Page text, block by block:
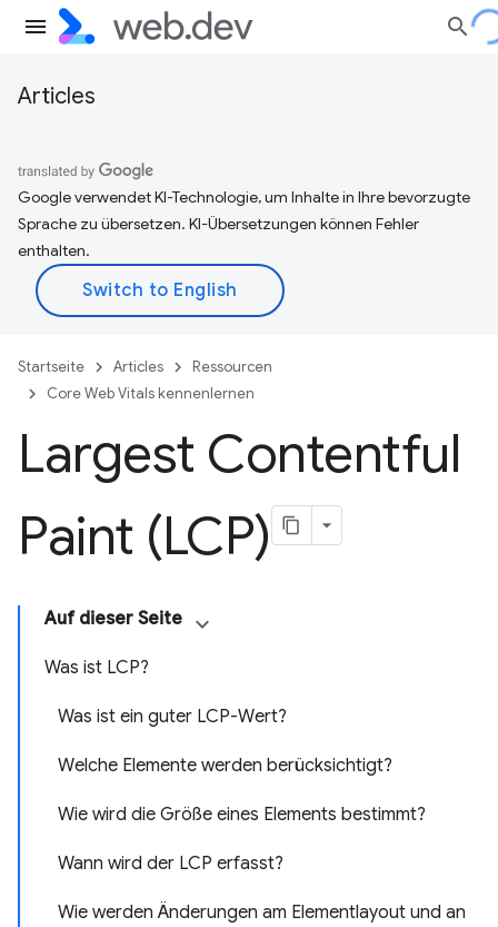
Articles
Google verwendet KI-Technologie, um Inhalte in Ihre bevorzugte
Sprache zu übersetzen. KI-Übersetzungen können Fehler
enthalten.
Startseite Articles
Ressourcen
Core Web Vitals kennenlernen
Largest Contentful
Paint (LCP)
Auf dieser Seite
Was ist LCP?
Was ist ein guter LCP-Wert?
Welche Elemente werden berücksichtigt?
Wie wird die Größe eines Elements bestimmt?
Wann wird der LCP erfasst?
Wie werden Änderungen am Elementlayout und an